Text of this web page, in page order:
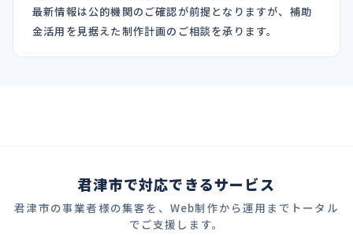
最新情報は公的機関のご確認が前提となりますが、補助
金活用を見据えた制作計画のご相談を承ります。
君津市で対応できるサービス
君津市の事業者様の集客を、Web制作から運用までトータル
でご支援します。